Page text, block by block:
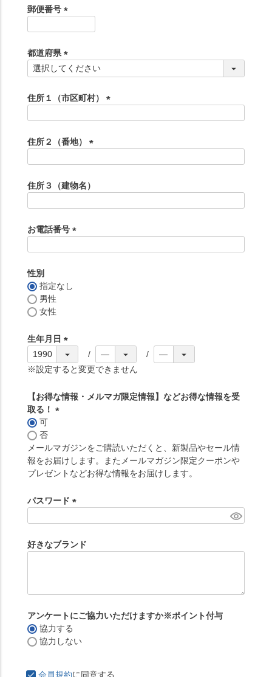
郵便番号
須
)
都道府県
(
須
)
住所１（市区町村）
)
住所２（番地）
須
)
住所３（建物名）
お電話番号
性別
指定なし
男性
女性
生年月日
(
必
)
※設定すると変更できません
【お得な情報・メルマガ限定情報】などお得な情報を受
取る！
須
)
可
否
メールマガジンをご購読いただくと、新製品やセール情
報をお届けします。またメールマガジン限定クーポンや
プレゼントなどお得な情報をお届けします。
パスワード
須
)
好きなブランド
アンケートにご協力いただけますか※ポイント付与
協力する
協力しない
会員規約に同意する